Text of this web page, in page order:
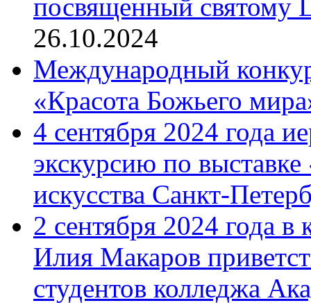
посвященный святому
26.10.2024
Международный
«Красота Божьего
4 сентября 2024 года
экскурсию по
искусства Санкт-
2 сентября 2024 года
Илия Макаров
студентов колледжа